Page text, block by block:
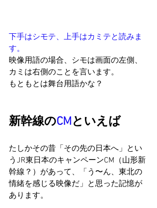
下手はシモテ、上手はカミテと読みま
す。
映像用語の場合、シモは画面の左側、
カミは右側のことを言います。
もともとは舞台用語かな？
新幹線のCMといえば
たしかその昔「その先の日本へ」とい
うJR東日本のキャンペーンCM（山形新
幹線？）があって、「う〜ん、東北の
情緒を感じる映像だ」と思った記憶が
あります。